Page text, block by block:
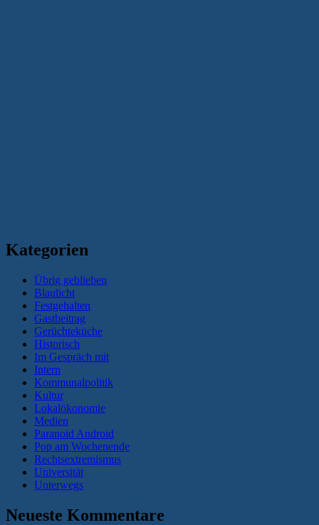
Kategorien
Übrig geblieben
Blaulicht
Festgehalten
Gastbeitrag
Gerüchteküche
Historisch
Im Gespräch mit
Intern
Kommunalpolitik
Kultur
Lokalökonomie
Medien
Paranoid Android
Pop am Wochenende
Rechtsextremismus
Universität
Unterwegs
Neueste Kommentare